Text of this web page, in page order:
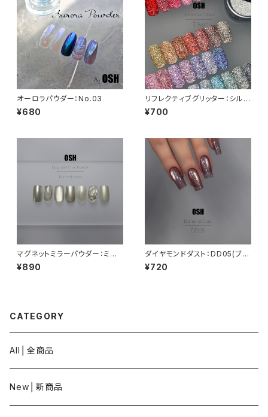
オーロラパウダー：No.03
¥680
リフレクティブグリッター：シルバ
ー
¥700
マグネットミラーパウダー：ミネ
ラルサンド
¥890
ダイヤモンドダスト：DD05(ブル
ー系)
¥720
CATEGORY
All⎪全商品
New⎪新商品